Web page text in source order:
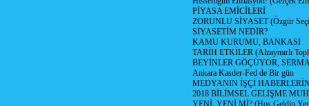
PİYASA EMİCİLERİ
ZORUNLU SİYASET (Özgür
SİYASETİM NEDİR?
KAMU KURUMU, BANKASI
TARİH ETKİLER (Alzaymırlı
BEYİNLER GÖÇÜYOR,
Ankara Kasder-Fed de Bir gün
MEDYANIN İŞÇİ
2018 BİLİMSEL GELİŞME
YENİ, YENİ Mİ? (Hoş Geldin